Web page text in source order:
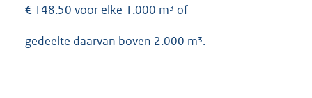
€ 148.50 voor elke 1.000 m³ of
gedeelte daarvan boven 2.000 m³.